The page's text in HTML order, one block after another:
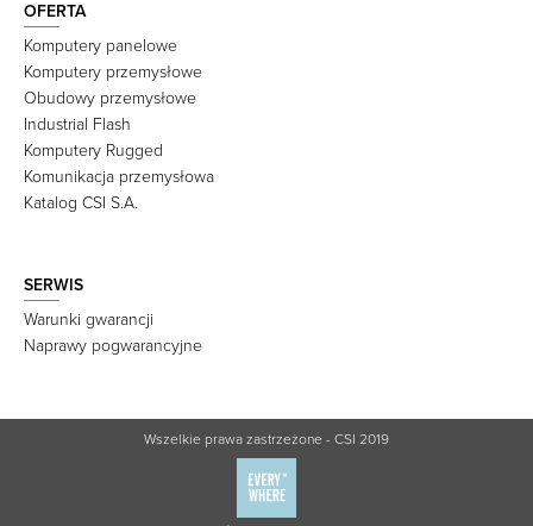
OFERTA
Komputery panelowe
Komputery przemysłowe
Obudowy przemysłowe
Industrial Flash
Komputery Rugged
Komunikacja przemysłowa
Katalog CSI S.A.
SERWIS
Warunki gwarancji
Naprawy pogwarancyjne
Wszelkie prawa zastrzeżone - CSI 2019